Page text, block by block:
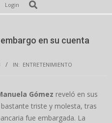
Login Search
en su cuenta
IN: ENTRETENIMIENTO
Gómez reveló en sus
triste y molesta, tras
fue embargada. La